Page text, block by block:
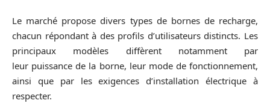
Le marché propose divers types de bornes de recharge,
chacun répondant à des profils d’utilisateurs distincts. Les
principaux modèles diffèrent notamment par
leur puissance de la borne, leur mode de fonctionnement,
ainsi que par les exigences d’installation électrique à
respecter.